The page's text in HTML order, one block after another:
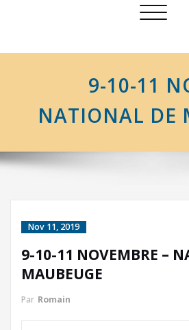
9-10-11
NATIONAL DE
Nov 11, 2019
9-10-11 NOVEMBRE –
MAUBEUGE
Par Romain